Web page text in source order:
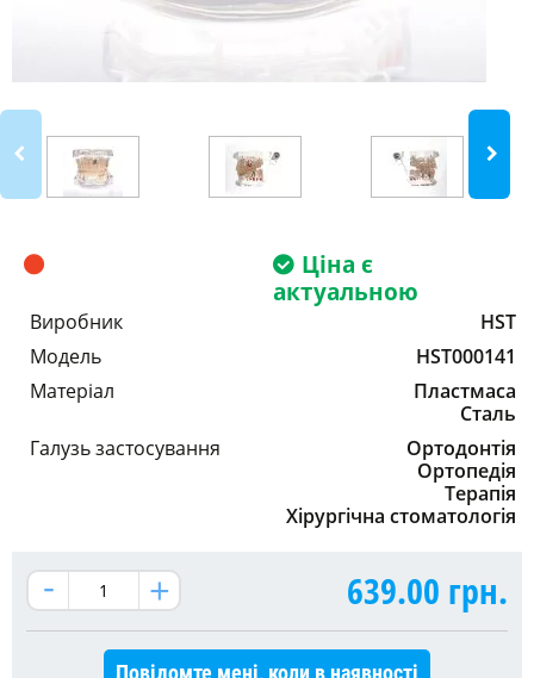
Ціна є
актуальною
Виробник
HST
Модель
HST000141
Матеріал
Пластмаса
Сталь
Галузь застосування
Ортодонтія
Ортопедія
Терапія
Хірургічна стоматологія
639.00 грн.
Повідомте мені, коли в наявності